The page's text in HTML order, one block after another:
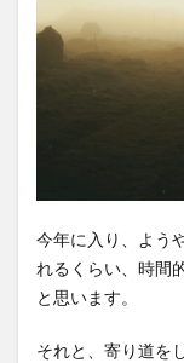
今年に入り、よう
れるくらい、時間
と思います。
それと、寄り道を